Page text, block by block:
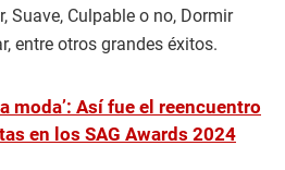
Suave, Culpable o no, Dormir
entre otros grandes éxitos.
moda’: Así fue el reencuentro
en los SAG Awards 2024